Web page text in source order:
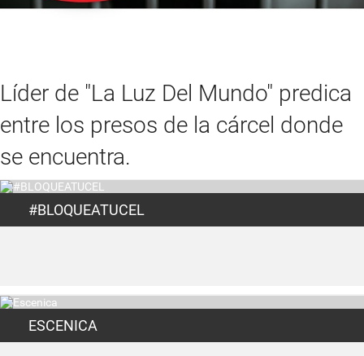
Líder de "La Luz Del Mundo" predica
entre los presos de la cárcel donde
se encuentra.
#BLOQUEATUCEL
ESCENICA